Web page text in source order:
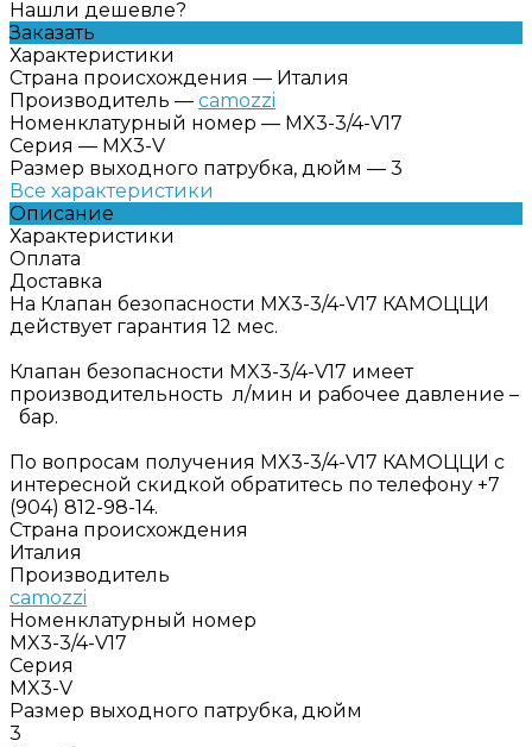
Нашли дешевле?
Заказать
Характеристики
Страна происхождения — Италия
Производитель — camozzi
Номенклатурный номер — MX3-3/4-V17
Серия — MX3-V
Размер выходного патрубка, дюйм — 3
Все характеристики
Описание
Характеристики
Оплата
Доставка
На Клапан безопасности MX3-3/4-V17 КАМОЦЦИ
действует гарантия 12 мес.
Клапан безопасности MX3-3/4-V17 имеет
производительность л/мин и рабочее давление –
бар.
По вопросам получения MX3-3/4-V17 КАМОЦЦИ с
интересной скидкой обратитесь по телефону +7
(904) 812-98-14.
Страна происхождения
Италия
Производитель
camozzi
Номенклатурный номер
MX3-3/4-V17
Серия
MX3-V
Размер выходного патрубка, дюйм
3